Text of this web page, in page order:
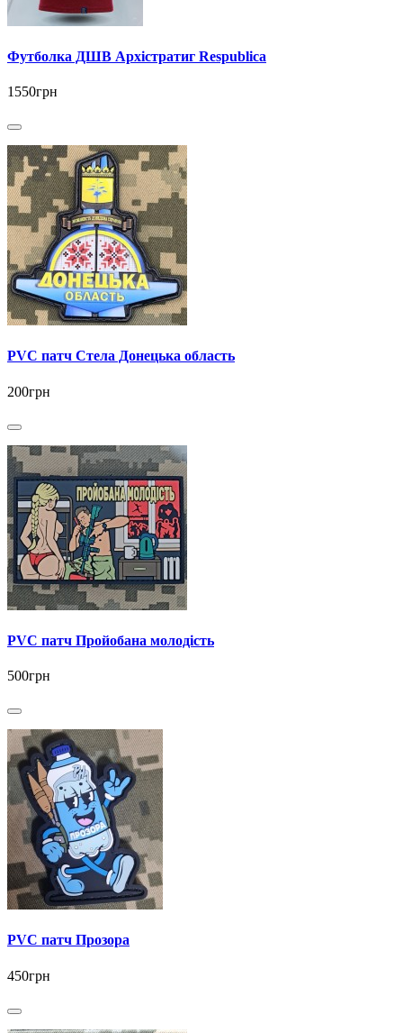
Футболка ДШВ Архістратиг Respublica
1550грн
PVC патч Стела Донецька область
200грн
PVC патч Пройобана молодість
500грн
PVC патч Прозора
450грн